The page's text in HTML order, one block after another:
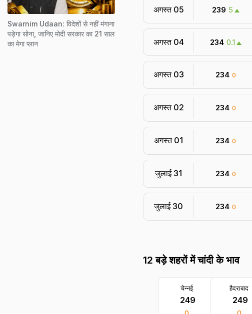
अगस्त 05 ₹ 239 5
अगस्त 04 ₹ 234 0.1
अगस्त 03 ₹ 234 0
अगस्त 02 ₹ 234 0
अगस्त 01 ₹ 234 0
जुलाई 31 ₹ 234 0
जुलाई 30 ₹ 234 0
12 बड़े शहरों में चांदी के भाव
चेन्नई
₹ 249
हैदराबाद
₹ 249
Swarnim Udaan: विदेशों से नहीं मंगाना
पड़ेगा सोना, जानिए मोदी सरकार का 21 साल
का मेगा प्लान